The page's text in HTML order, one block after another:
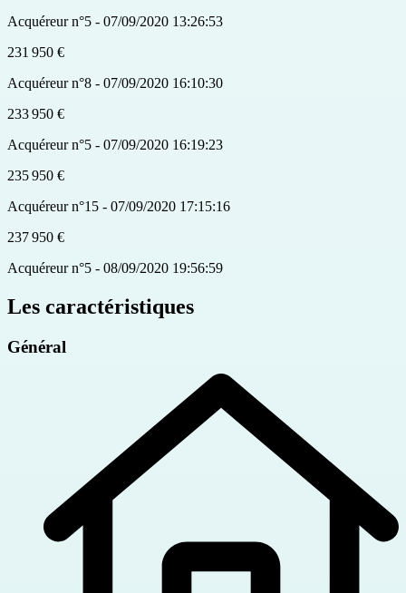
Acquéreur n°5 - 07/09/2020 13:26:53
231 950 €
Acquéreur n°8 - 07/09/2020 16:10:30
233 950 €
Acquéreur n°5 - 07/09/2020 16:19:23
235 950 €
Acquéreur n°15 - 07/09/2020 17:15:16
237 950 €
Acquéreur n°5 - 08/09/2020 19:56:59
Les caractéristiques
Général